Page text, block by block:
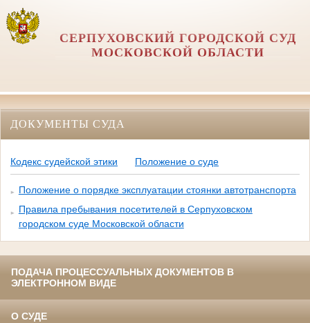
СЕРПУХОВСКИЙ ГОРОДСКОЙ СУД
МОСКОВСКОЙ ОБЛАСТИ
ДОКУМЕНТЫ СУДА
Кодекс судейской этики Положение о суде
Положение о порядке эксплуатации стоянки автотранспорта
Правила пребывания посетителей в Серпуховском
городском суде Московской области
ПОДАЧА ПРОЦЕССУАЛЬНЫХ ДОКУМЕНТОВ В
ЭЛЕКТРОННОМ ВИДЕ
О СУДЕ